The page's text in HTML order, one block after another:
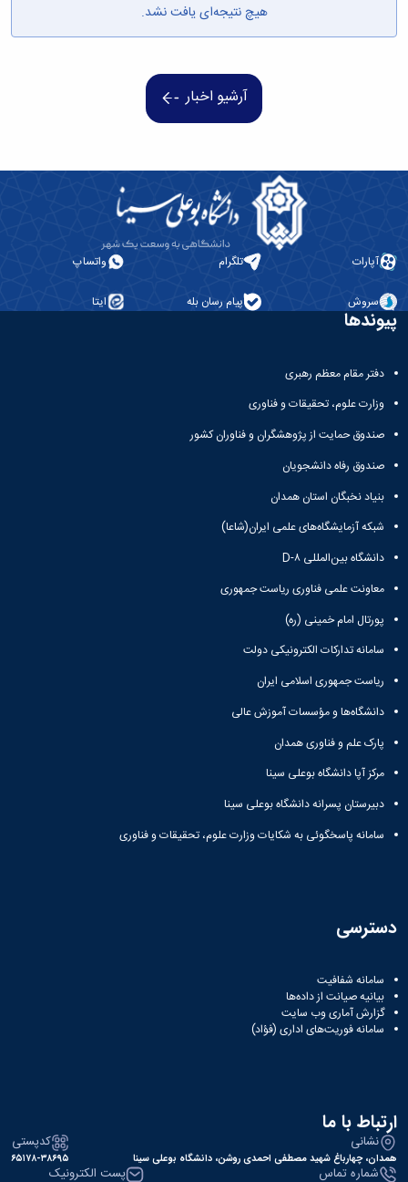
هیچ نتیجه‌ای یافت نشد.
آرشیو اخبار
آپارات تلگرام واتساپ
سروش پیام رسان بله ایتا
پیوندها
دفتر مقام معظم رهبری
وزارت علوم، تحقیقات و فناوری
صندوق حمایت از پژوهشگران و فناوران کشور
صندوق رفاه دانشجویان
بنیاد نخبگان استان همدان
شبکه آزمایشگاه‌های علمی ایران(شاعا)
دانشگاه بین‌المللی D-۸
معاونت علمی فناوری ریاست جمهوری
پورتال امام خمینی (ره)
سامانه تدارکات الکترونیکی دولت
ریاست جمهوری اسلامی ایران
دانشگاه‌ها و مؤسسات آموزش عالی
پارک علم و فناوری همدان
مرکز آپا دانشگاه بوعلی سینا
دبیرستان پسرانه دانشگاه بوعلی سینا
سامانه پاسخگوئی به شکایات وزارت علوم، تحقیقات و فناوری
دسترسی
سامانه شفافیت
بیانیه صیانت از داده‌ها
گزارش آماری وب‌ سایت
سامانه فوریت‌های اداری (فؤاد)
ارتباط با ما
نشانی
همدان، چهارباغ شهید مصطفی احمدی روشن، دانشگاه بوعلی سینا
کدپستی
۶۵۱۷۸-۳۸۶۹۵
شماره تماس پست الکترونیک